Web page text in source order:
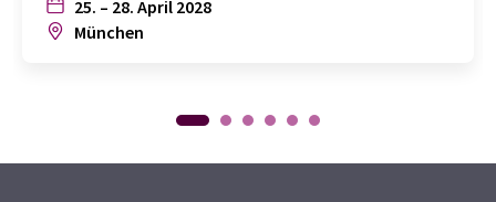
25. – 28. April 2028
München